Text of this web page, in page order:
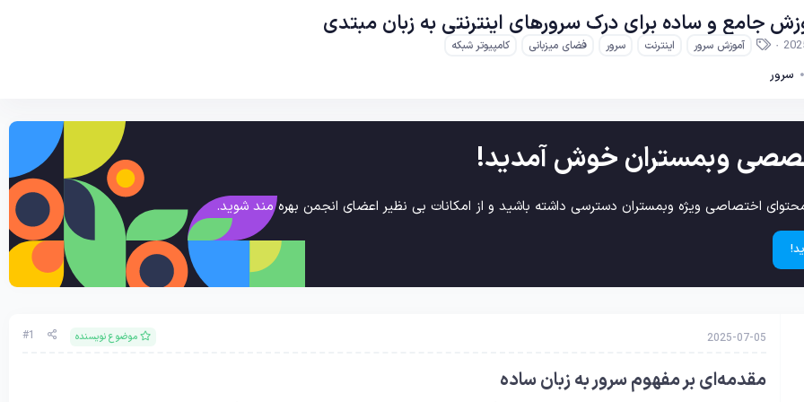
جامع و ساده برای درک سرورهای اینترنتی به زبان مبتدی
ه
آموزش سرور اینترنت سرور فضای میزبانی کامپیوتر شبکه
سرور
وبمستران خوش آمدید!
اختصاصی ویژه وبمستران دسترسی داشته باشید و از امکانات بی نظیر اعضای انجمن بهره مند شوید.
2025-07-05 موضوع نویسنده #1
مقدمه‌ای بر مفهوم سرور به زبان ساده